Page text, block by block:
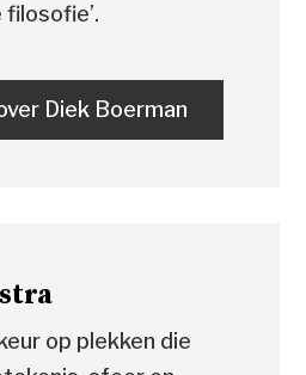
Diek Boerman
op plekken die